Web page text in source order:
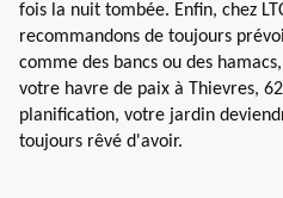
fois la nuit tombée. Enfin, chez
recommandons de toujours
comme des bancs ou des
votre havre de paix à Thievres,
planification, votre jardin
toujours rêvé d'avoir.